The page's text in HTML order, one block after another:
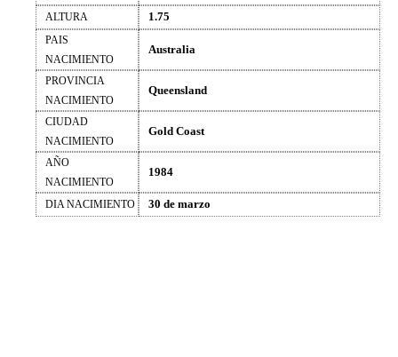
ALTURA
1.75
PAIS
NACIMIENTO
Australia
PROVINCIA
NACIMIENTO
Queensland
CIUDAD
NACIMIENTO
Gold Coast
AÑO
NACIMIENTO
1984
DIA NACIMIENTO 30 de marzo